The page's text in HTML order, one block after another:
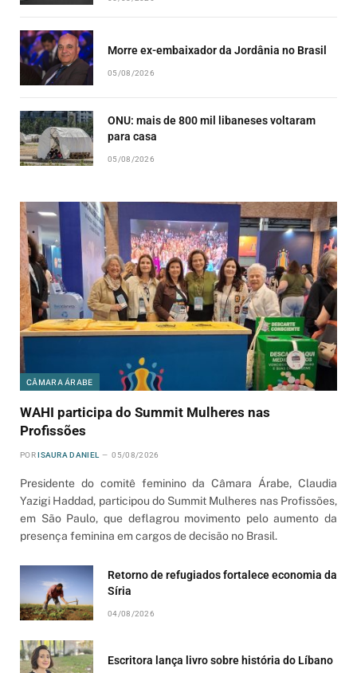
Morre ex-embaixador da Jordânia no Brasil
05/08/2026
ONU: mais de 800 mil libaneses voltaram
para casa
05/08/2026
CÂMARA ÁRABE
WAHI participa do Summit Mulheres nas
Profissões
POR ISAURA DANIEL 05/08/2026
Presidente do comitê feminino da Câmara Árabe, Claudia
Yazigi Haddad, participou do Summit Mulheres nas Profissões,
em São Paulo, que deflagrou movimento pelo aumento da
presença feminina em cargos de decisão no Brasil.
Retorno de refugiados fortalece economia da
Síria
04/08/2026
Escritora lança livro sobre história do Líbano